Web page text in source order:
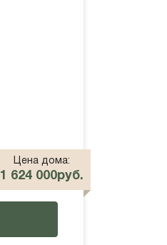
Цена дома:
1 624 000руб.